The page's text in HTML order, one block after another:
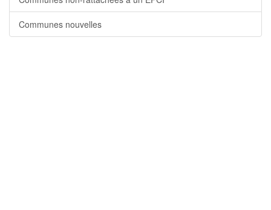
Communes nouvelles